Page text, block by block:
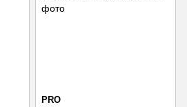
PRO